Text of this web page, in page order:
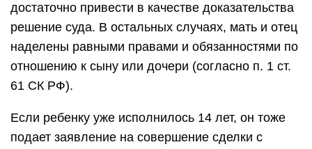
достаточно привести в качестве доказательства
решение суда. В остальных случаях, мать и отец
наделены равными правами и обязанностями по
отношению к сыну или дочери (согласно п. 1 ст.
61 СК РФ).
Если ребенку уже исполнилось 14 лет, он тоже
подает заявление на совершение сделки с